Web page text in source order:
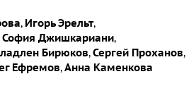
, Игорь Эрельт,
София Джишкариани,
Бирюков,Сергей Проханов,
Ефремов,Анна Каменкова